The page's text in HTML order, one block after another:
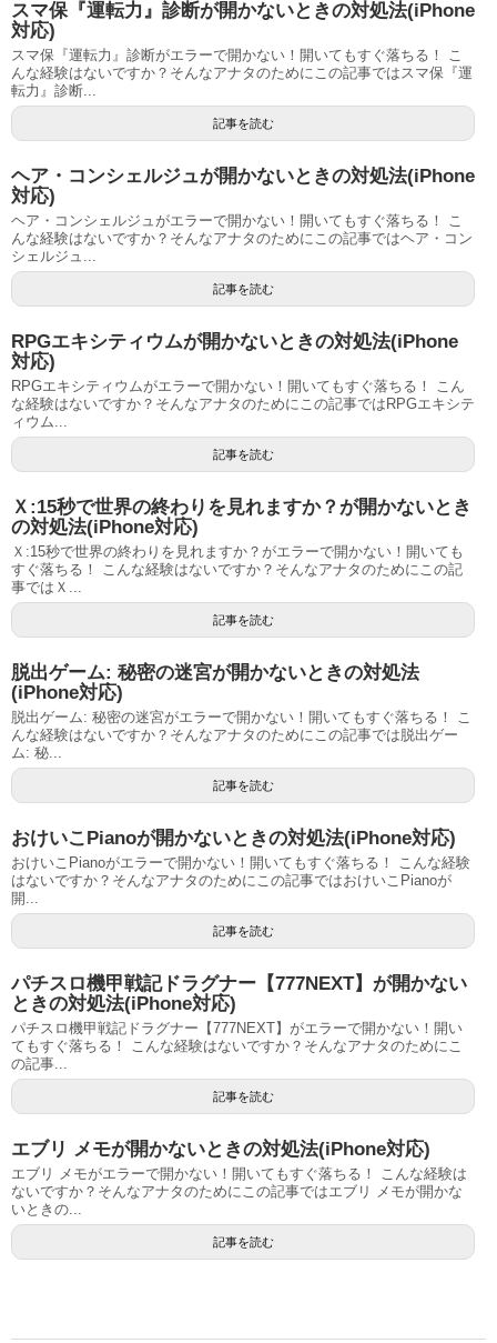
スマ保『運転力』診断が開かないときの対処法(iPhone
対応)
スマ保『運転力』診断がエラーで開かない！開いてもすぐ落ちる！ こ
んな経験はないですか？そんなアナタのためにこの記事ではスマ保『運
転力』診断...
記事を読む
ヘア・コンシェルジュが開かないときの対処法(iPhone
対応)
ヘア・コンシェルジュがエラーで開かない！開いてもすぐ落ちる！ こ
んな経験はないですか？そんなアナタのためにこの記事ではヘア・コン
シェルジュ...
記事を読む
RPGエキシティウムが開かないときの対処法(iPhone
対応)
RPGエキシティウムがエラーで開かない！開いてもすぐ落ちる！ こん
な経験はないですか？そんなアナタのためにこの記事ではRPGエキシテ
ィウム...
記事を読む
Ｘ:15秒で世界の終わりを見れますか？が開かないとき
の対処法(iPhone対応)
Ｘ:15秒で世界の終わりを見れますか？がエラーで開かない！開いても
すぐ落ちる！ こんな経験はないですか？そんなアナタのためにこの記
事ではＸ...
記事を読む
脱出ゲーム: 秘密の迷宮が開かないときの対処法
(iPhone対応)
脱出ゲーム: 秘密の迷宮がエラーで開かない！開いてもすぐ落ちる！ こ
んな経験はないですか？そんなアナタのためにこの記事では脱出ゲー
ム: 秘...
記事を読む
おけいこPianoが開かないときの対処法(iPhone対応)
おけいこPianoがエラーで開かない！開いてもすぐ落ちる！ こんな経験
はないですか？そんなアナタのためにこの記事ではおけいこPianoが
開...
記事を読む
パチスロ機甲戦記ドラグナー【777NEXT】が開かない
ときの対処法(iPhone対応)
パチスロ機甲戦記ドラグナー【777NEXT】がエラーで開かない！開い
てもすぐ落ちる！ こんな経験はないですか？そんなアナタのためにこ
の記事...
記事を読む
エブリ メモが開かないときの対処法(iPhone対応)
エブリ メモがエラーで開かない！開いてもすぐ落ちる！ こんな経験は
ないですか？そんなアナタのためにこの記事ではエブリ メモが開かな
いときの...
記事を読む